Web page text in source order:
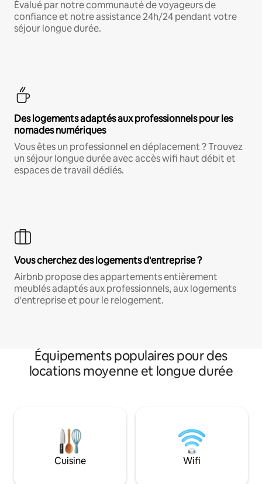
Évalué par notre communauté de voyageurs de
confiance et notre assistance 24h/24 pendant votre
séjour longue durée.
Des logements adaptés aux professionnels pour les
nomades numériques
Vous êtes un professionnel en déplacement ? Trouvez
un séjour longue durée avec accès wifi haut débit et
espaces de travail dédiés.
Vous cherchez des logements d'entreprise ?
Airbnb propose des appartements entièrement
meublés adaptés aux professionnels, aux logements
d'entreprise et pour le relogement.
Équipements populaires pour des
locations moyenne et longue durée
Cuisine Wifi